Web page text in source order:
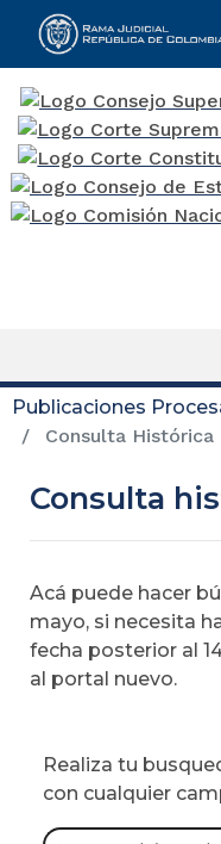
Rama Judicial
Publicaciones
Consulta Histórica
Consulta
Acá puede hacer
mayo, si necesita
fecha posterior al
al portal nuevo.
Realiza tu
con cualquier